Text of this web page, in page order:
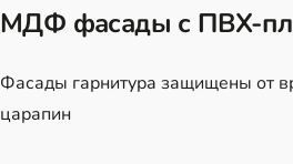
МДФ фасады с ПВХ-
Фасады гарнитура защищены от
царапин